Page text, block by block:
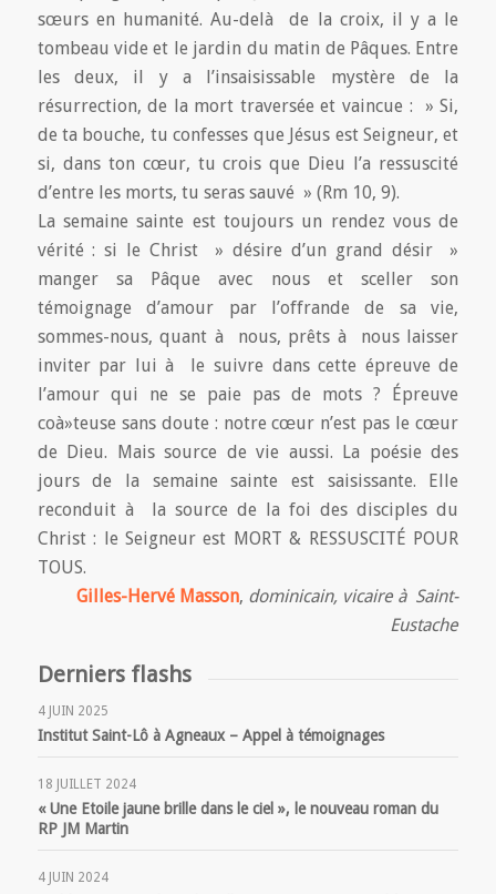
sœurs en humanité. Au-delà de la croix, il y a le
tombeau vide et le jardin du matin de Pâques. Entre
les deux, il y a l’insaisissable mystère de la
résurrection, de la mort traversée et vaincue : » Si,
de ta bouche, tu confesses que Jésus est Seigneur, et
si, dans ton cœur, tu crois que Dieu l’a ressuscité
d’entre les morts, tu seras sauvé » (Rm 10, 9).
La semaine sainte est toujours un rendez vous de
vérité : si le Christ » désire d’un grand désir »
manger sa Pâque avec nous et sceller son
témoignage d’amour par l’offrande de sa vie,
sommes-nous, quant à nous, prêts à nous laisser
inviter par lui à le suivre dans cette épreuve de
l’amour qui ne se paie pas de mots ? Épreuve
coà»teuse sans doute : notre cœur n’est pas le cœur
de Dieu. Mais source de vie aussi. La poésie des
jours de la semaine sainte est saisissante. Elle
reconduit à la source de la foi des disciples du
Christ : le Seigneur est MORT & RESSUSCITÉ POUR
TOUS.
Gilles-Hervé Masson, dominicain, vicaire à Saint-
Eustache
Derniers flashs
4 JUIN 2025
Institut Saint-Lô à Agneaux – Appel à témoignages
18 JUILLET 2024
« Une Etoile jaune brille dans le ciel », le nouveau roman du
RP JM Martin
4 JUIN 2024